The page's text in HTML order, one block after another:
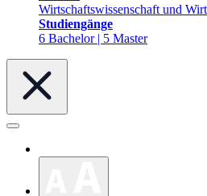
Wirtschaftswissenschaft und
Studiengänge
6 Bachelor | 5 Master